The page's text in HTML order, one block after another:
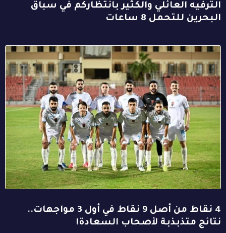
الترفيه العائلي والكثير بانتظاركم في سباق
البحرين للتحمل 8 ساعات
4 نقاط من أصل 9 نقاط في أول 3 مواجهات..
نتائج متذبذبة لأصحاب السعادة!